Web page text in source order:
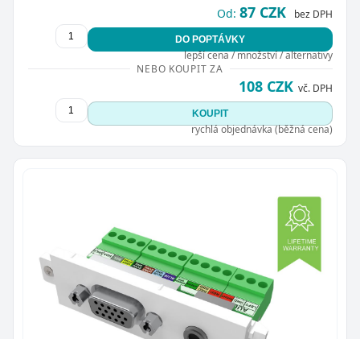
Od: 87 CZK bez DPH
DO POPTÁVKY
lepší cena / množství / alternativy
NEBO KOUPIT ZA
108 CZK vč. DPH
KOUPIT
rychlá objednávka (běžná cena)